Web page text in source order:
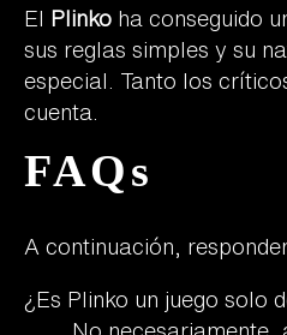
El Plinko ha conseguido
sus reglas simples y su
especial. Tanto los
cuenta.
FAQs
A continuación,
¿Es Plinko un juego solo